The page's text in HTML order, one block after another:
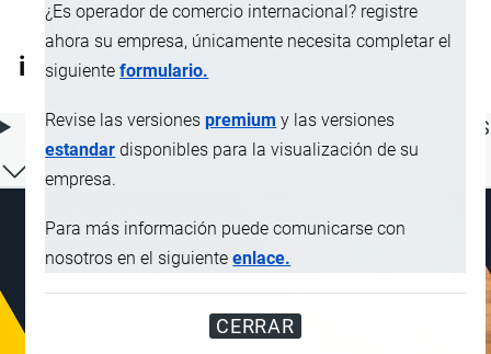
¿Es operador de comercio internacional? registre
ahora su empresa, únicamente necesita completar el
siguienteformulario.
Revise las versionespremium y las versiones
estandar disponibles para la visualización de su
empresa.
Para más información puede comunicarse con
nosotros en el siguienteenlace.
CERRAR
etiquetas), de mano; componedores e
imprentillas con componedor, de mano
ÍNDICE DE CONTENIDOS